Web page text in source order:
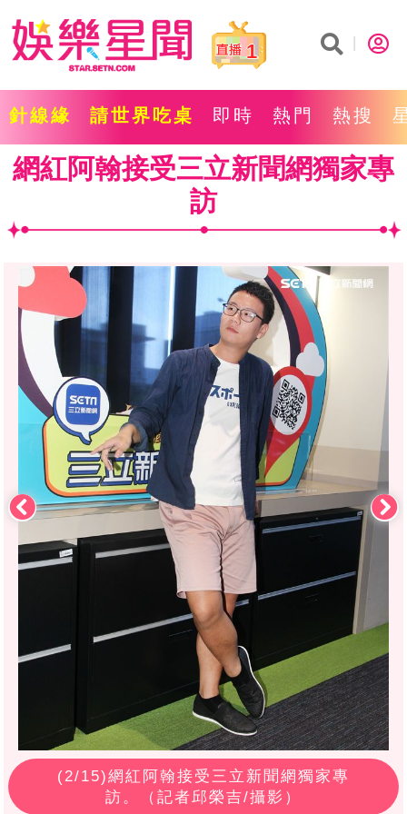
1
針線緣 請世界吃桌 即時 熱門 熱搜
網紅阿翰接受三立新聞網獨家專
訪
(2/15)網紅阿翰接受三立新聞網獨家專
訪。（記者邱榮吉/攝影）